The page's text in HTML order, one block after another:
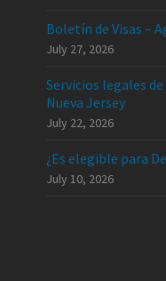
Boletín de Visas –
July 27, 2026
Servicios legales
Nueva Jersey
July 22, 2026
¿Es elegible para
July 10, 2026